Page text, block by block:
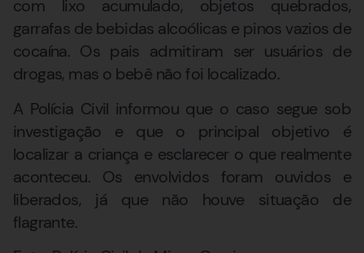
com lixo acumulado, objetos quebrados,
garrafas de bebidas alcoólicas e pinos vazios de
cocaína. Os pais admitiram ser usuários de
drogas, mas o bebê não foi localizado.
A Polícia Civil informou que o caso segue sob
investigação e que o principal objetivo é
localizar a criança e esclarecer o que realmente
aconteceu. Os envolvidos foram ouvidos e
liberados, já que não houve situação de
flagrante.